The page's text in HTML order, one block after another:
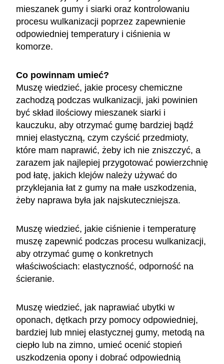
mieszanek gumy i siarki oraz kontrolowaniu
procesu wulkanizacji poprzez zapewnienie
odpowiedniej temperatury i ciśnienia w
komorze.
Co powinnam umieć?
Muszę wiedzieć, jakie procesy chemiczne
zachodzą podczas wulkanizacji, jaki powinien
być skład ilościowy mieszanek siarki i
kauczuku, aby otrzymać gumę bardziej bądź
mniej elastyczną, czym czyścić przedmioty,
które mam naprawić, żeby ich nie zniszczyć, a
zarazem jak najlepiej przygotować powierzchnię
pod łatę, jakich klejów należy używać do
przyklejania łat z gumy na małe uszkodzenia,
żeby naprawa była jak najskuteczniejsza.
Muszę wiedzieć, jakie ciśnienie i temperaturę
muszę zapewnić podczas procesu wulkanizacji,
aby otrzymać gumę o konkretnych
właściwościach: elastyczność, odporność na
ścieranie.
Muszę wiedzieć, jak naprawiać ubytki w
oponach, dętkach przy pomocy odpowiedniej,
bardziej lub mniej elastycznej gumy, metodą na
ciepło lub na zimno, umieć ocenić stopień
uszkodzenia opony i dobrać odpowiednią